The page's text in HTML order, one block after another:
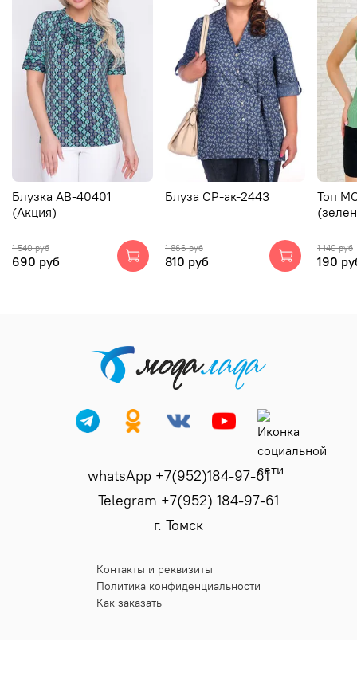
Блузка АВ-40401
(Акция)
1 540 руб
690 руб
Блуза СР-ак-2443
1 866 руб
810 руб
Топ
1 140 руб
190
whatsApp +7(952)184-97-61
Telegram +7(952) 184-97-61
г. Томск
Контакты и реквизиты
Политика конфиденциальности
Как заказать